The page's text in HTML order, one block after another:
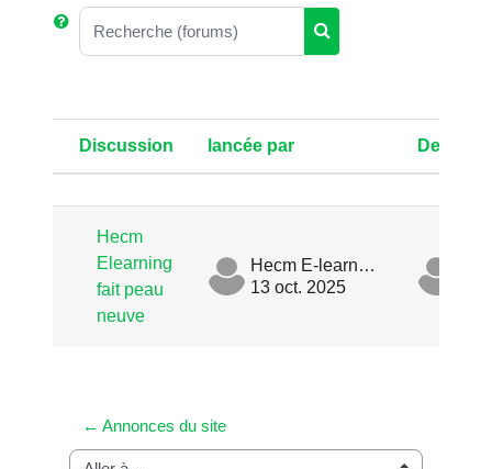
Recherche (forums)
Recherche (forums)
Statut
Discussion lancée par Dernier
Hecm
Elearning
fait peau
neuve
Hecm E-learning
13 oct. 2025
← Annonces du site